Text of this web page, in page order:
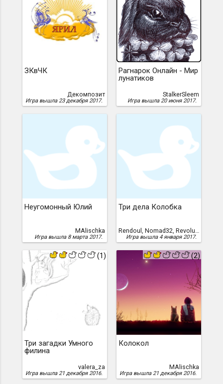
ЗКвЧК
Декомпозит
Игра вышла 23 декабря 2017.
Рагнарок Онлайн - Мир
лунатиков
StalkerSleem
Игра вышла 20 июня 2017.
Неугомонный Юлий
MAlischka
Игра вышла 8 марта 2017.
Три дела Колобка
Rendoul, Nomad32, Revolution Games
Игра вышла 4 января 2017.
(1)
Три загадки Умного
филина
valera_za
Игра вышла 21 декабря 2016.
(2)
Колокол
MAlischka
Игра вышла 21 декабря 2016.